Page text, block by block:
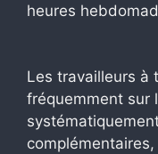
heures
Les travailleurs à
fréquemment sur